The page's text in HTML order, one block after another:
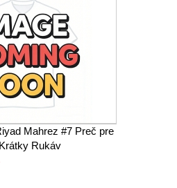
Mahrez #7 Preč pre
Rukáv